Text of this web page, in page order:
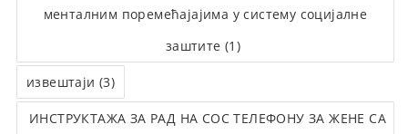
менталним поремећајајима у систему социјалне
заштите (1)
извештаји (3)
ИНСТРУКТАЖА ЗА РАД НА СОС ТЕЛЕФОНУ ЗА ЖЕНЕ СА